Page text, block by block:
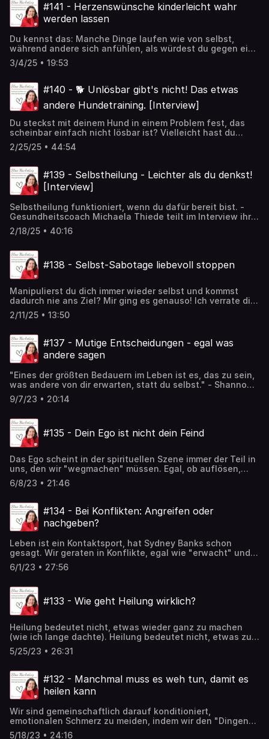
#141 - Herzenswünsche kinderleicht wahr
werden lassen
Du kennst das: Manche Dinge laufen wie von selbst,
während andere sich anfühlen, als würdest du gegen eine
unsichtbare Mauer rennen. Der Unterschied? Ob es ein
echter Herzenswunsch ist oder ein Ziel, das dein Ego
Herzenswünsche oft viel leichter Realität werden – und
warum es trotzdem manchmal klemmt. Und natürlich: Wie
du diese Blockaden löst! 🚀✨
3/4/25 • 19:53
#140 - 🐕 Unlösbar gibt's nicht! Das etwas
andere Hundetraining. [Interview]
Du steckst mit deinem Hund in einem Problem fest, das
scheinbar einfach nicht lösbar ist? Vielleicht hast du
schon alles probiert – Training, Ratschläge, Strategien –
und trotzdem ändert sich nichts? In dieser Folge spreche
Menschen mit Hunden hilft, aus ihrer eigenen inneren
Weisheit heraus Antworten zu finden. Warum der
Schlüssel nicht im Außen liegt und wie du endlich
das erfährst du jetzt!
2/25/25 • 44:54
#139 - Selbstheilung - Leichter als du denkst!
[Interview]
Selbstheilung funktioniert, wenn du dafür bereit bist. -
Gesundheitscoach Michaela Thiede teilt im Interview ihre
NEUE Entschlüssellungs-Methode, mit der JEDER seine
Selbstheilungskräfte aktivieren kann.
2/18/25 • 40:16
#138 - Selbst-Sabotage liebevoll stoppen
Manipulierst du dich immer wieder selbst und kommst
dadurch nie ans Ziel? Mir ging es genauso! Ich verrate dir
wie ich es geschafft habe meine Muster zu erkennen und
sie LIEBEVOLL zu durchbrechen.
2/11/25 • 13:50
#137 - Mutige Entscheidungen - egal was
andere sagen
"Eines der größten Bedauern im Leben ist es, das zu sein,
was andere von dir erwarten, statt du selbst." - Shannon
L. Alder Tust du manchmal Dinge anderen zuliebe? Um zu
gefallen oder Zuspruch zu erhalten? Kannst du dort noch
9/7/23 • 20:14
#135 - Dein Ego ist nicht dein Feind
Das Ego scheint in der spirituellen Szene immer der Teil in
uns, den wir "wegmachen" müssen. Egal, ob auflösen,
transzendieren, integrieren ... Es geht immer darum, dass
er nicht da sein soll. Aber was ist überhaupt das Ego? Und
Erwachen?
6/8/23 • 21:46
#134 - Bei Konflikten: Angreifen oder
nachgeben?
Leben ist ein Kontaktsport, hat Sydney Banks schon
gesagt. Wir geraten in Konflikte, egal wie "erwacht" und
bewusst wir schon sind. Und dann? Was ist der beste
Weg? Der Kurs in Wundern sagt - greife niemals an, aber
nimmt? Soll ich mir das alles gefallen lassen? 👿 Viel Spaß
mit dieser Folge ...
6/1/23 • 27:56
#133 - Wie geht Heilung wirklich?
Heilung bedeutet nicht, etwas wieder ganz zu machen
(wie ich lange dachte). Heilung bedeutet nicht, etwas zu
verbessern oder einen Mangel zu beheben. Sondern
Heilung bedeutet, die Ganzheit zu erkennen und
herauszutreten und ganz und gar du selbst zu sein. Was
ich damit meine? Erzähle ich in dieser Folge ...
5/25/23 • 26:31
#132 - Manchmal muss es weh tun, damit es
heilen kann
Wir sind gemeinschaftlich darauf konditioniert,
emotionalen Schmerz zu meiden, indem wir den "Dingen"
(Menschen, Situationen ...) aus dem Weg gehen. Mit den 3
5/18/23 • 24:16